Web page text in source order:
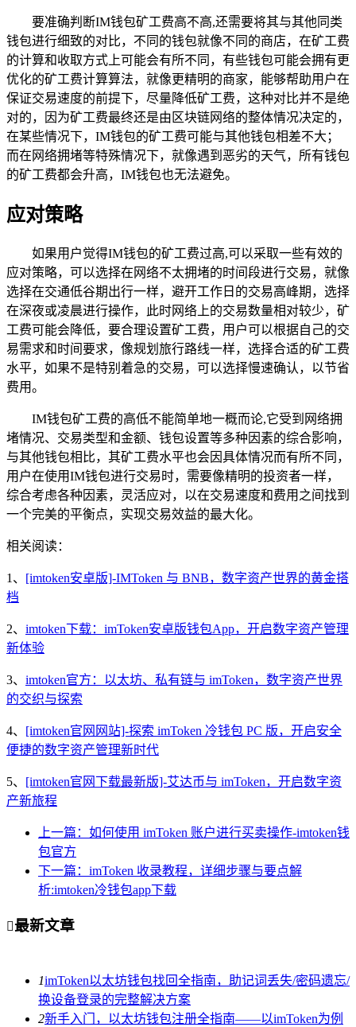
要准确判断IM钱包矿工费高不高,还需要将其与其他同类
钱包进行细致的对比，不同的钱包就像不同的商店，在矿工费
的计算和收取方式上可能会有所不同，有些钱包可能会拥有更
优化的矿工费计算算法，就像更精明的商家，能够帮助用户在
保证交易速度的前提下，尽量降低矿工费，这种对比并不是绝
对的，因为矿工费最终还是由区块链网络的整体情况决定的，
在某些情况下，IM钱包的矿工费可能与其他钱包相差不大；
而在网络拥堵等特殊情况下，就像遇到恶劣的天气，所有钱包
的矿工费都会升高，IM钱包也无法避免。
应对策略
如果用户觉得IM钱包的矿工费过高,可以采取一些有效的
应对策略，可以选择在网络不太拥堵的时间段进行交易，就像
选择在交通低谷期出行一样，避开工作日的交易高峰期，选择
在深夜或凌晨进行操作，此时网络上的交易数量相对较少，矿
工费可能会降低，要合理设置矿工费，用户可以根据自己的交
易需求和时间要求，像规划旅行路线一样，选择合适的矿工费
水平，如果不是特别着急的交易，可以选择慢速确认，以节省
费用。
IM钱包矿工费的高低不能简单地一概而论,它受到网络拥
堵情况、交易类型和金额、钱包设置等多种因素的综合影响，
与其他钱包相比，其矿工费水平也会因具体情况而有所不同，
用户在使用IM钱包进行交易时，需要像精明的投资者一样，
综合考虑各种因素，灵活应对，以在交易速度和费用之间找到
一个完美的平衡点，实现交易效益的最大化。
相关阅读：
1、 [imtoken安卓版]-IMToken 与 BNB，数字资产世界的黄金搭
档
2、 imtoken下载：imToken安卓版钱包App，开启数字资产管理
新体验
3、 imtoken官方：以太坊、私有链与 imToken，数字资产世界
的交织与探索
4、 [imtoken官网网站]-探索 imToken 冷钱包 PC 版，开启安全
便捷的数字资产管理新时代
5、 [imtoken官网下载最新版]-艾达币与 imToken，开启数字资
产新旅程
上一篇：如何使用 imToken 账户进行买卖操作-imtoken钱
包官方
下一篇：imToken 收录教程，详细步骤与要点解
析:imtoken冷钱包app下载
最新文章
1imToken以太坊钱包找回全指南，助记词丢失/密码遗忘/
换设备登录的完整解决方案
2新手入门，以太坊钱包注册全指南——以imToken为例